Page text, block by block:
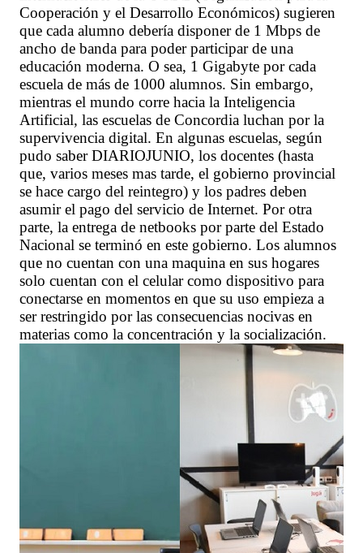
Cooperación y el Desarrollo Económicos) sugieren
que cada alumno debería disponer de 1 Mbps de
ancho de banda para poder participar de una
educación moderna. O sea, 1 Gigabyte por cada
escuela de más de 1000 alumnos. Sin embargo,
mientras el mundo corre hacia la Inteligencia
Artificial, las escuelas de Concordia luchan por la
supervivencia digital. En algunas escuelas, según
pudo saber DIARIOJUNIO, los docentes (hasta
que, varios meses mas tarde, el gobierno provincial
se hace cargo del reintegro) y los padres deben
asumir el pago del servicio de Internet. Por otra
parte, la entrega de netbooks por parte del Estado
Nacional se terminó en este gobierno. Los alumnos
que no cuentan con una maquina en sus hogares
solo cuentan con el celular como dispositivo para
conectarse en momentos en que su uso empieza a
ser restringido por las consecuencias nocivas en
materias como la concentración y la socialización.